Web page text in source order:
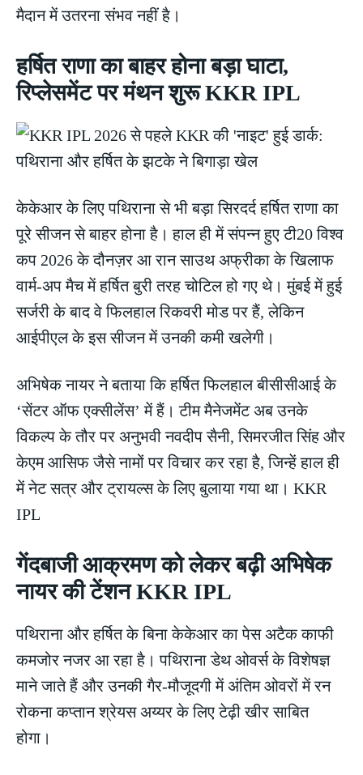
मैदान में उतरना संभव नहीं है।
हर्षित राणा का बाहर होना बड़ा घाटा,
रिप्लेसमेंट पर मंथन शुरू KKR IPL
केकेआर के लिए पथिराना से भी बड़ा सिरदर्द हर्षित राणा का
पूरे सीजन से बाहर होना है। हाल ही में संपन्न हुए टी20 विश्व
कप 2026 के दौनज़र आ रान साउथ अफ्रीका के खिलाफ
वार्म-अप मैच में हर्षित बुरी तरह चोटिल हो गए थे। मुंबई में हुई
सर्जरी के बाद वे फिलहाल रिकवरी मोड पर हैं, लेकिन
आईपीएल के इस सीजन में उनकी कमी खलेगी।
अभिषेक नायर ने बताया कि हर्षित फिलहाल बीसीसीआई के
‘सेंटर ऑफ एक्सीलेंस’ में हैं। टीम मैनेजमेंट अब उनके
विकल्प के तौर पर अनुभवी नवदीप सैनी, सिमरजीत सिंह और
केएम आसिफ जैसे नामों पर विचार कर रहा है, जिन्हें हाल ही
में नेट सत्र और ट्रायल्स के लिए बुलाया गया था। KKR
IPL
गेंदबाजी आक्रमण को लेकर बढ़ी अभिषेक
नायर की टेंशन KKR IPL
पथिराना और हर्षित के बिना केकेआर का पेस अटैक काफी
कमजोर नजर आ रहा है। पथिराना डेथ ओवर्स के विशेषज्ञ
माने जाते हैं और उनकी गैर-मौजूदगी में अंतिम ओवरों में रन
रोकना कप्तान श्रेयस अय्यर के लिए टेढ़ी खीर साबित
होगा।